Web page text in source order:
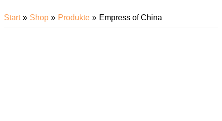
Start Shop Produkte Empress of China